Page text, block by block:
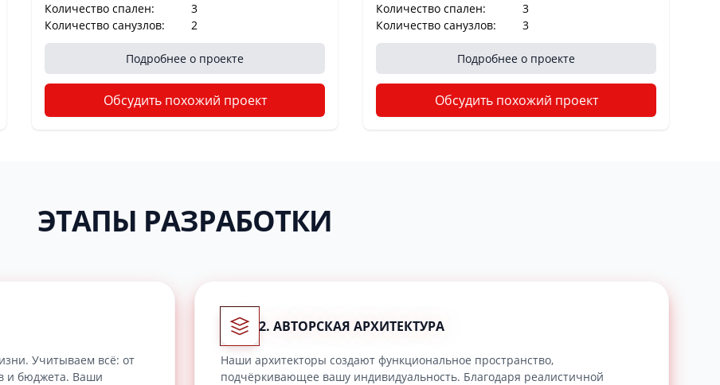
Количество спален:
3
Количество санузлов:
2
Подробнее о проекте
Обсудить похожий проект
Количество спален:
3
Количество санузлов:
3
Подробнее о проекте
Обсудить похожий проект
ЭТАПЫ РАЗРАБОТКИ
Учитываем всё: от
и бюджета. Ваши
2. АВТОРСКАЯ АРХИТЕКТУРА
Наши архитекторы создают функциональное пространство,
подчёркивающее вашу индивидуальность. Благодаря реалистичной